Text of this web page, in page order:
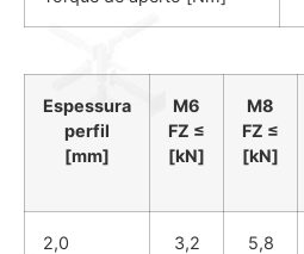
Espessura
perfil
[mm]
M6
FZ ≤
[kN]
M8
FZ ≤
[kN]
2,0 3,2 5,8